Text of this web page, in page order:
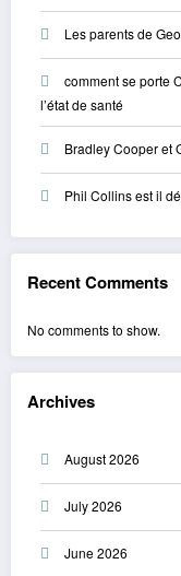
Les parents de
comment se porte
l’état de santé
Bradley Cooper et
Phil Collins est il
Recent Comments
No comments to show.
Archives
August 2026
July 2026
June 2026